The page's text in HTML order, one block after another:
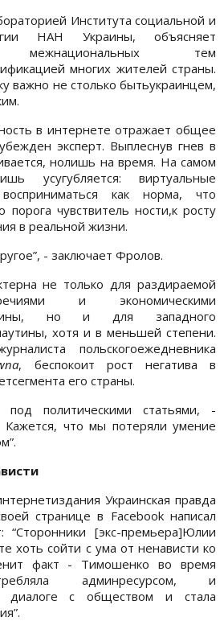
Института социальной и
НАН Украины, объясняет
межнациональных тем
многих жителей страны.
важно не столько бытьукраинцем,
в интернете отражает общее
эксперт. Выплеснув гнев в
нолишь на время. На самом
усугубляется: виртуальные
восприниматься как норма, что
чувствитель ности,к росту
в реальной жизни.
- заключает Фролов.
не только для раздираемой
и экономическими
но и для западного
хотя и в меньшей степени.
польскогоежедневника
, беспокоит рост негатива в
его страны.
политическими статьями, -
что мы потеряли умение
Украинская правда
странице в Facebook написал
“Сторонники [экс-премьера]Юлии
хоть сойти с ума от ненависти ко
факт - Тимошенко во время
админресурсом, и
диалоге с обществом и стала